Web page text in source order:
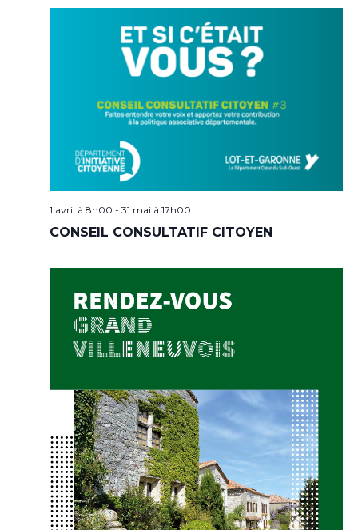
1 avril à 8h00 - 31 mai à 17h00
CONSEIL CONSULTATIF CITOYEN